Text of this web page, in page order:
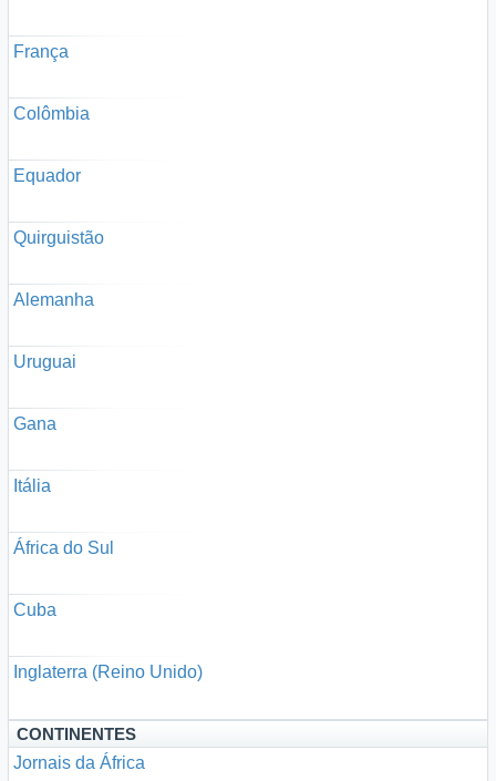
França
Colômbia
Equador
Quirguistão
Alemanha
Uruguai
Gana
Itália
África do Sul
Cuba
Inglaterra (Reino Unido)
CONTINENTES
Jornais da África